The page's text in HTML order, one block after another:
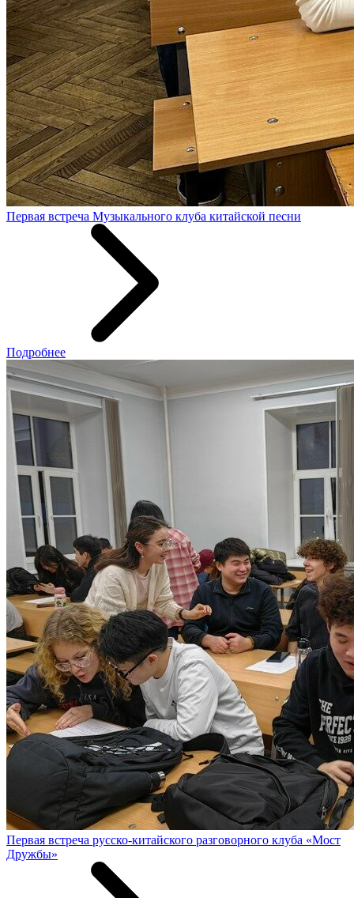
Первая встреча Музыкального клуба китайской песни
Подробнее
Первая встреча русско-китайского разговорного клуба «Мост
Дружбы»